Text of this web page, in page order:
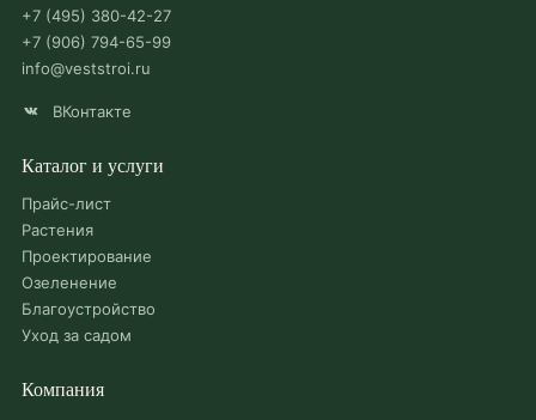
+7 (495) 380-42-27
+7 (906) 794-65-99
info@veststroi.ru
ВКонтакте
Каталог и услуги
Прайс-лист
Растения
Проектирование
Озеленение
Благоустройство
Уход за садом
Компания